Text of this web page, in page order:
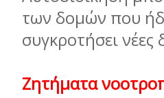
των δομών που
συγκροτήσει νέες
Ζητήματα